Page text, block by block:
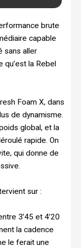
brute
capable
sans aller
qu’est la Rebel
Foam X, dans
de dynamisme.
global, et la
rapide. On
qui donne de
sur :
3’45 et 4’20
la cadence
le ferait une